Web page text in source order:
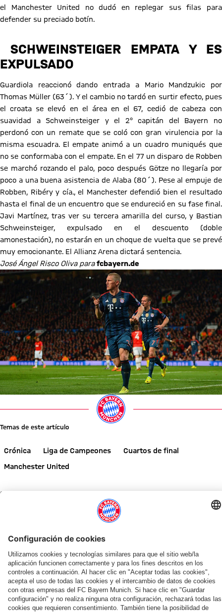
el Manchester United no dudó en replegar sus filas para
defender su preciado botín.
SCHWEINSTEIGER EMPATA Y ES
EXPULSADO
Guardiola reaccionó dando entrada a Mario Mandzukic por
Thomas Müller (63´). Y el cambio no tardó en surtir efecto, pues
el croata se elevó en el área en el 67, cedió de cabeza con
suavidad a Schweinsteiger y el 2° capitán del Bayern no
perdonó con un remate que se coló con gran virulencia por la
misma escuadra. El empate animó a un cuadro muniqués que
no se conformaba con el empate. En el 77 un disparo de Robben
se marchó rozando el palo, poco después Götze no llegaría por
poco a una buena asistencia de Alaba (80´). Pese al empuje de
Robben, Ribéry y cía., el Manchester defendió bien el resultado
hasta el final de un encuentro que se endureció en su fase final.
Javi Martínez, tras ver su tercera amarilla del curso, y Bastian
Schweinsteiger, expulsado en el descuento (doble
amonestación), no estarán en un choque de vuelta que se prevé
muy emocionante. El Allianz Arena dictará sentencia.
José Ángel Risco Oliva para fcbayern.de
Temas de este artículo
Crónica Liga de Campeones
Cuartos de final
Manchester United
Comparte este artículo
NOTICIAS RELACIONADAS
CRÓNICA
GALERÍA
Empate
ante
el
5-4 EN PARÍS
GALERÍA
El
Bayern
cae
ENTREVISTA
VÍDEO
ENTREVISTA
Vincent
Kompany:
«Somos
AUDI SUMMER TOUR
VÍDEO
ENTREVISTA
Kompany:
«Siempre
puede
ENTRE BASTIDORES
VÍDEO
Así
fueron
los
¡INFÓRMATE AHORA!
Liveticker
del
FC
Bayern:
REVISTA DE SOCIOS 51
Previa
de
la
temporada:
AUDI FOOTBALL SUMMIT
VÍDEO
Los
mejores
momentos